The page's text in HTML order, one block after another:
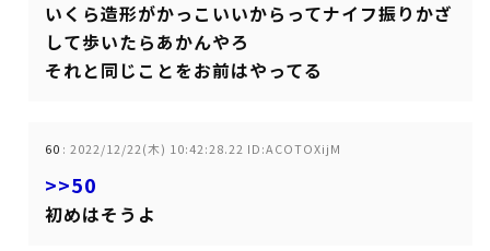
いくら造形がかっこいいからってナイフ振りかざ
して歩いたらあかんやろ
それと同じことをお前はやってる
60 : 2022/12/22(木) 10:42:28.22 ID:ACOTOXijM
>>50
初めはそうよ